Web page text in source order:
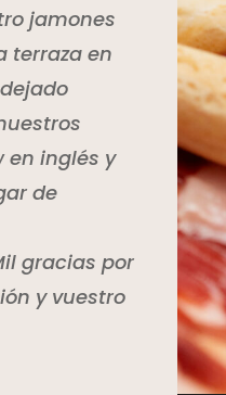
jamones
terraza en
en inglés y
de
gracias por
y vuestro